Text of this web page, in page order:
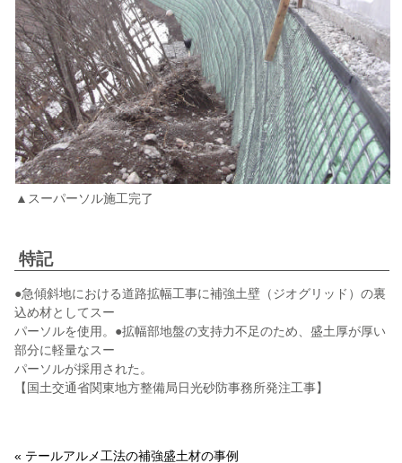
▲スーパーソル施工完了
特記
●急傾斜地における道路拡幅工事に補強土壁（ジオグリッド）の裏
込め材としてスー
パーソルを使用。●拡幅部地盤の支持力不足のため、盛土厚が厚い
部分に軽量なスー
パーソルが採用された。
【国土交通省関東地方整備局日光砂防事務所発注工事】
« テールアルメ工法の補強盛土材の事例